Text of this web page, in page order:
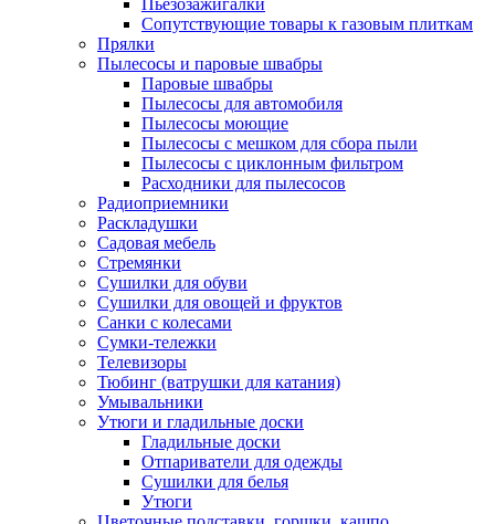
Пьезозажигалки
Сопутствующие товары к газовым плиткам
Прялки
Пылесосы и паровые швабры
Паровые швабры
Пылесосы для автомобиля
Пылесосы моющие
Пылесосы с мешком для сбора пыли
Пылесосы с циклонным фильтром
Расходники для пылесосов
Радиоприемники
Раскладушки
Садовая мебель
Стремянки
Сушилки для обуви
Сушилки для овощей и фруктов
Санки с колесами
Сумки-тележки
Телевизоры
Тюбинг (ватрушки для катания)
Умывальники
Утюги и гладильные доски
Гладильные доски
Отпариватели для одежды
Сушилки для белья
Утюги